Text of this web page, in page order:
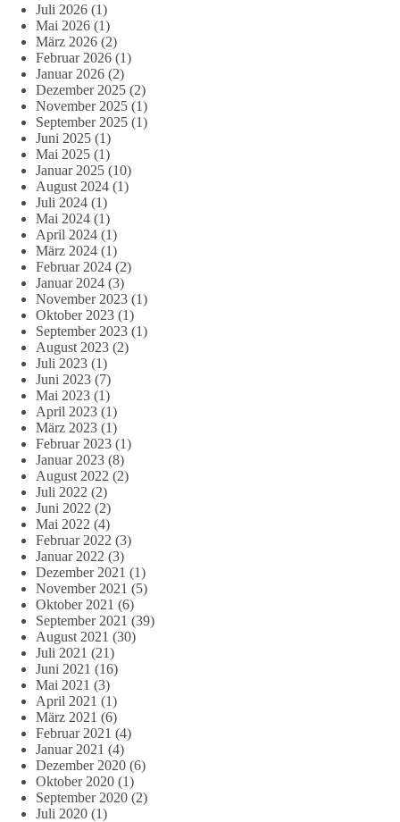
Juli 2026 (1)
Mai 2026 (1)
März 2026 (2)
Februar 2026 (1)
Januar 2026 (2)
Dezember 2025 (2)
November 2025 (1)
September 2025 (1)
Juni 2025 (1)
Mai 2025 (1)
Januar 2025 (10)
August 2024 (1)
Juli 2024 (1)
Mai 2024 (1)
April 2024 (1)
März 2024 (1)
Februar 2024 (2)
Januar 2024 (3)
November 2023 (1)
Oktober 2023 (1)
September 2023 (1)
August 2023 (2)
Juli 2023 (1)
Juni 2023 (7)
Mai 2023 (1)
April 2023 (1)
März 2023 (1)
Februar 2023 (1)
Januar 2023 (8)
August 2022 (2)
Juli 2022 (2)
Juni 2022 (2)
Mai 2022 (4)
Februar 2022 (3)
Januar 2022 (3)
Dezember 2021 (1)
November 2021 (5)
Oktober 2021 (6)
September 2021 (39)
August 2021 (30)
Juli 2021 (21)
Juni 2021 (16)
Mai 2021 (3)
April 2021 (1)
März 2021 (6)
Februar 2021 (4)
Januar 2021 (4)
Dezember 2020 (6)
Oktober 2020 (1)
September 2020 (2)
Juli 2020 (1)